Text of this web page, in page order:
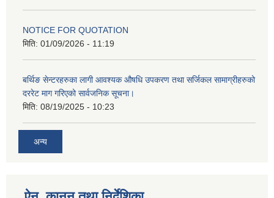
NOTICE FOR QUOTATION
मिति: 01/09/2026 - 11:19
बर्थिङ सेन्टरहरुका लागी आवश्यक औषधि उपकरण तथा सर्जिकल सामाग्रीहरुको
दररेट माग गरिएको सार्वजनिक सूचना।
मिति: 08/19/2025 - 10:23
अन्य